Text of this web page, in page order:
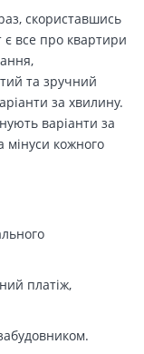
скориставшись
все про квартири
та зручний
за хвилину.
варіанти за
кожного
платіж,